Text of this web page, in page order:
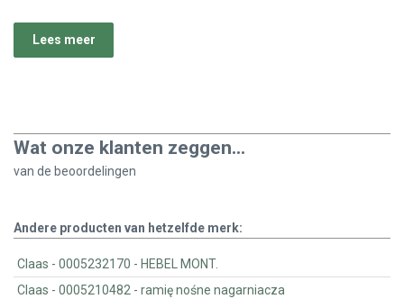
Lees meer
Wat onze klanten zeggen...
van de beoordelingen
Andere producten van hetzelfde merk:
Claas - 0005232170 - HEBEL MONT.
Claas - 0005210482 - ramię nośne nagarniacza